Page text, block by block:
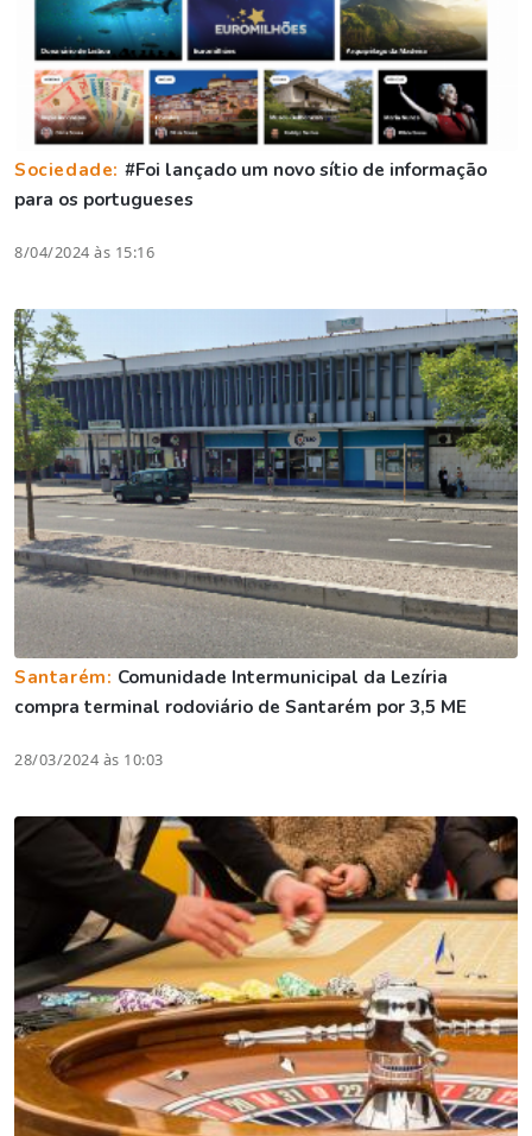
Sociedade: #Foi lançado um novo sítio de informação
para os portugueses
8/04/2024 às 15:16
Santarém: Comunidade Intermunicipal da Lezíria
compra terminal rodoviário de Santarém por 3,5 ME
28/03/2024 às 10:03